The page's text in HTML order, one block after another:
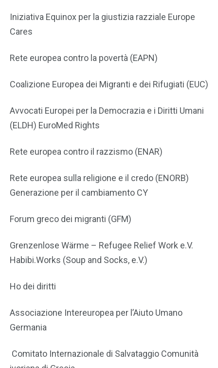
Iniziativa Equinox per la giustizia razziale Europe
Cares
Rete europea contro la povertà (EAPN)
Coalizione Europea dei Migranti e dei Rifugiati (EUC)
Avvocati Europei per la Democrazia e i Diritti Umani
(ELDH) EuroMed Rights
Rete europea contro il razzismo (ENAR)
Rete europea sulla religione e il credo (ENORB)
Generazione per il cambiamento CY
Forum greco dei migranti (GFM)
Grenzenlose Wärme – Refugee Relief Work e.V.
Habibi.Works (Soup and Socks, e.V.)
Ho dei diritti
Associazione Intereuropea per l’Aiuto Umano
Germania
Comitato Internazionale di Salvataggio Comunità